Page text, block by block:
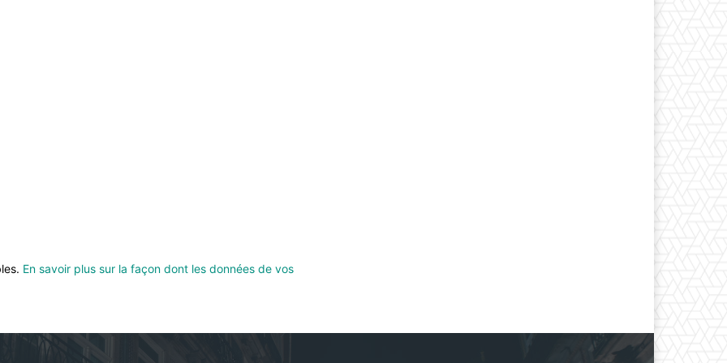
En savoir plus sur la façon dont les données de vos